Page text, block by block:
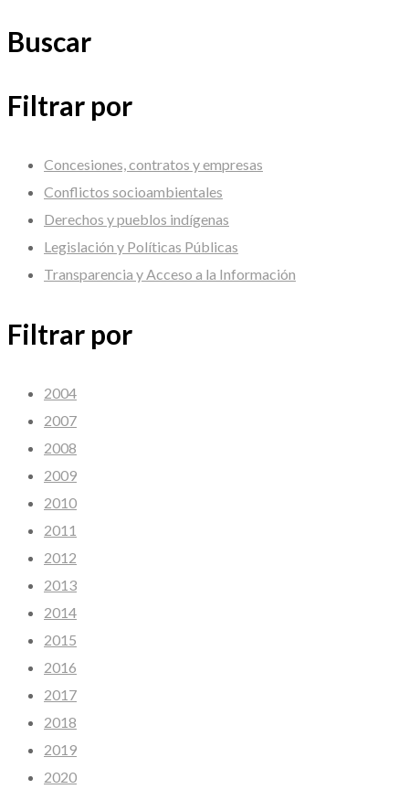
Buscar
Filtrar por
Concesiones, contratos y empresas
Conflictos socioambientales
Derechos y pueblos indígenas
Legislación y Políticas Públicas
Transparencia y Acceso a la Información
Filtrar por
2004
2007
2008
2009
2010
2011
2012
2013
2014
2015
2016
2017
2018
2019
2020